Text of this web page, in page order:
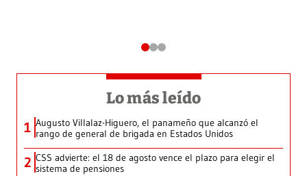
Lo más leído
1 Augusto Villalaz-Higuero, el panameño que alcanzó el
rango de general de brigada en Estados Unidos
2 CSS advierte: el 18 de agosto vence el plazo para elegir el
sistema de pensiones